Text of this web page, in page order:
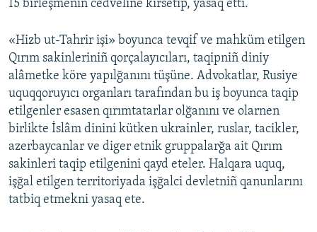
15 birleşmeniñ cedveline kirsetip, yasaq etti.
«Hizb ut-Tahrir işi» boyunca tevqif ve mahküm etilgen
Qırım sakinleriniñ qorçalayıcıları, taqipniñ diniy
alâmetke köre yapılğanını tüşüne. Advokatlar, Rusiye
uquqqoruyıcı organları tarafından bu iş boyunca taqip
etilgenler esasen qırımtatarlar olğanını ve olarnen
birlikte İslâm dinini kütken ukrainler, ruslar, tacikler,
azerbaycanlar ve diger etnik gruppalarğa ait Qırım
sakinleri taqip etilgenini qayd eteler. Halqara uquq,
işğal etilgen territoriyada işğalci devletniñ qanunlarını
tatbiq etmekni yasaq ete.